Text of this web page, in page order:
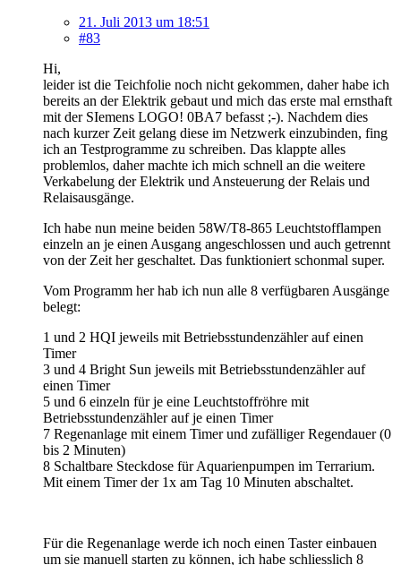
21. Juli 2013 um 18:51
#83
Hi,
leider ist die Teichfolie noch nicht gekommen, daher habe ich
bereits an der Elektrik gebaut und mich das erste mal ernsthaft
mit der SIemens LOGO! 0BA7 befasst ;-). Nachdem dies
nach kurzer Zeit gelang diese im Netzwerk einzubinden, fing
ich an Testprogramme zu schreiben. Das klappte alles
problemlos, daher machte ich mich schnell an die weitere
Verkabelung der Elektrik und Ansteuerung der Relais und
Relaisausgänge.
Ich habe nun meine beiden 58W/T8-865 Leuchtstofflampen
einzeln an je einen Ausgang angeschlossen und auch getrennt
von der Zeit her geschaltet. Das funktioniert schonmal super.
Vom Programm her hab ich nun alle 8 verfügbaren Ausgänge
belegt:
1 und 2 HQI jeweils mit Betriebsstundenzähler auf einen
Timer
3 und 4 Bright Sun jeweils mit Betriebsstundenzähler auf
einen Timer
5 und 6 einzeln für je eine Leuchtstoffröhre mit
Betriebsstundenzähler auf je einen Timer
7 Regenanlage mit einem Timer und zufälliger Regendauer (0
bis 2 Minuten)
8 Schaltbare Steckdose für Aquarienpumpen im Terrarium.
Mit einem Timer der 1x am Tag 10 Minuten abschaltet.
Für die Regenanlage werde ich noch einen Taster einbauen
um sie manuell starten zu können, ich habe schliesslich 8